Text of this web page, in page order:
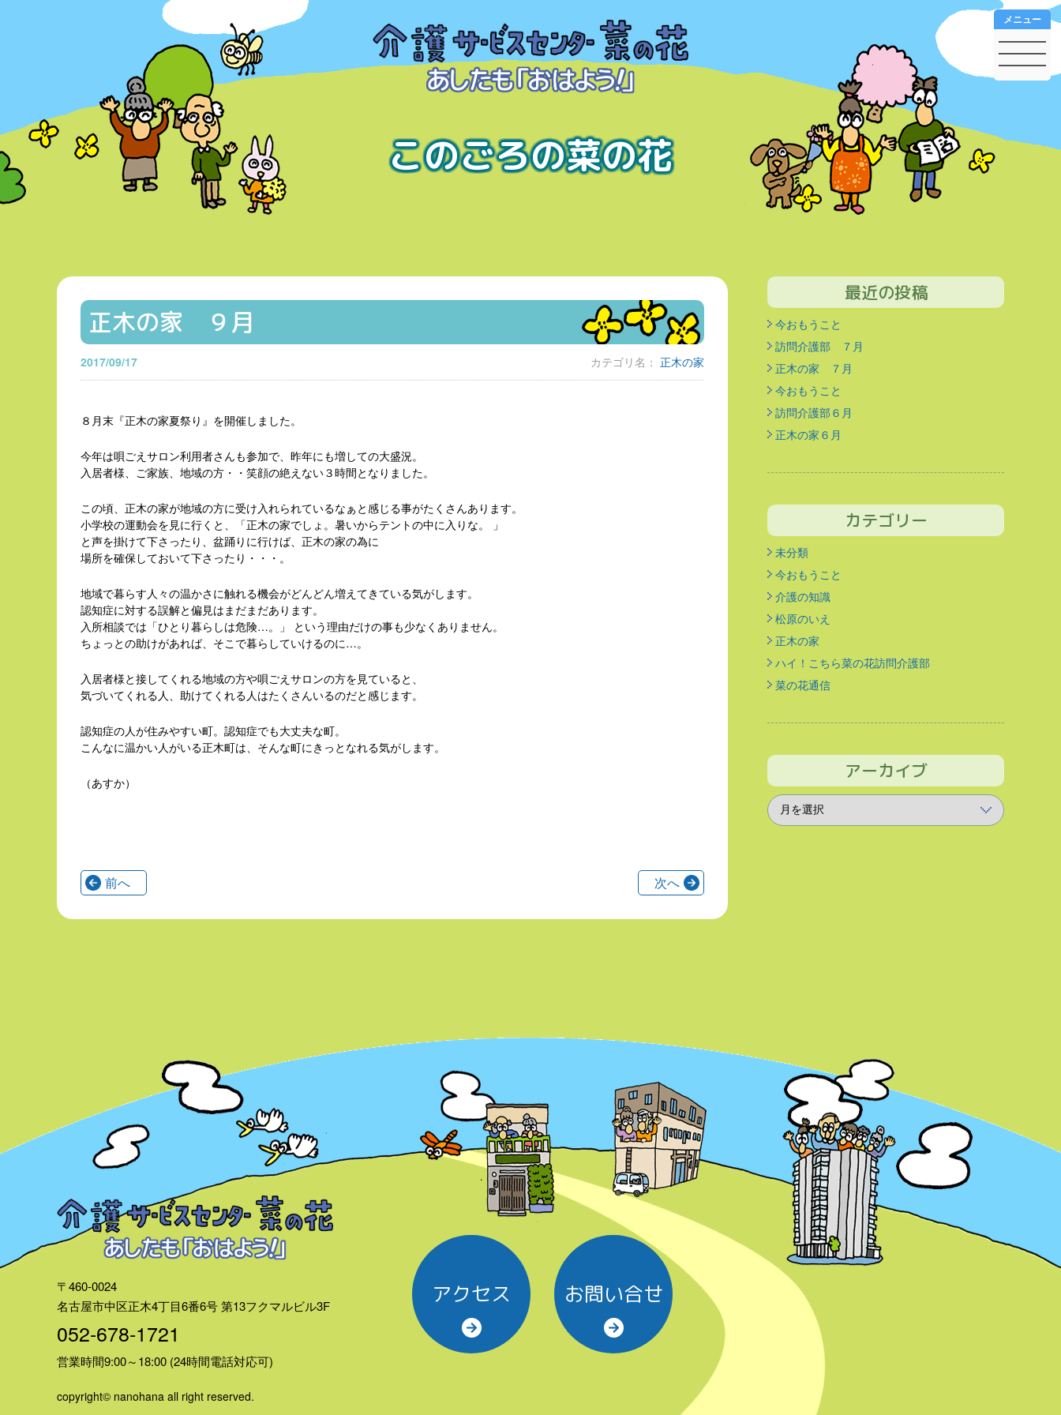
このごろの菜の花
メニュー
正木の家 ９月
2017/09/17 カテゴリ名： 正木の家
８月末『正木の家夏祭り』を開催しました。
今年は唄ごえサロン利用者さんも参加で、昨年にも増しての大盛況。
入居者様、ご家族、地域の方・・笑顔の絶えない３時間となりました。
この頃、正木の家が地域の方に受け入れられているなぁと感じる事がたくさんあります。
小学校の運動会を見に行くと、「正木の家でしょ。暑いからテントの中に入りな。 」
と声を掛けて下さったり、盆踊りに行けば、正木の家の為に
場所を確保しておいて下さったり・・・。
地域で暮らす人々の温かさに触れる機会がどんどん増えてきている気がします。
認知症に対する誤解と偏見はまだまだあります。
入所相談では「ひとり暮らしは危険…。」 という理由だけの事も少なくありません。
ちょっとの助けがあれば、そこで暮らしていけるのに…。
入居者様と接してくれる地域の方や唄ごえサロンの方を見ていると、
気づいてくれる人、助けてくれる人はたくさんいるのだと感じます。
認知症の人が住みやすい町。認知症でも大丈夫な町。
こんなに温かい人がいる正木町は、そんな町にきっとなれる気がします。
（あすか）
前へ 次へ
最近の投稿
今おもうこと
訪問介護部 ７月
正木の家 ７月
今おもうこと
訪問介護部６月
正木の家６月
カテゴリー
未分類
今おもうこと
介護の知識
松原のいえ
正木の家
ハイ！こちら菜の花訪問介護部
菜の花通信
アーカイブ
〒460-0024
名古屋市中区正木4丁目6番6号第13フクマルビル3F
052-678-1721
営業時間9:00～18:00 (24時間電話対応可)
アクセス お問い合せ
copyright© nanohana all right reserved.